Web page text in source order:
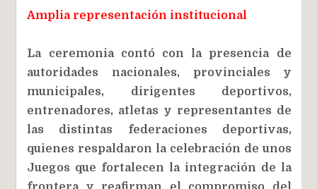
Amplia representación institucional
La ceremonia contó con la presencia de
autoridades nacionales, provinciales y
municipales, dirigentes deportivos,
entrenadores, atletas y representantes de
las distintas federaciones deportivas,
quienes respaldaron la celebración de unos
Juegos que fortalecen la integración de la